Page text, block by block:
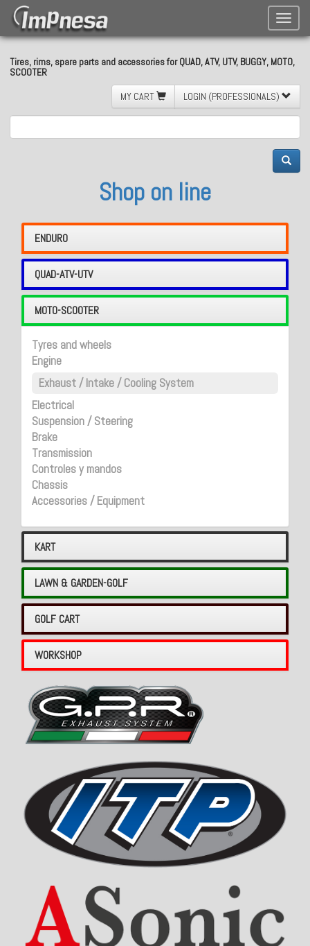
Toggle
Tires, rims, spare parts and accessories for QUAD, ATV, UTV, BUGGY, MOTO,
SCOOTER
MY CART
LOGIN (PROFESSIONALS)
Shop on line
ENDURO
QUAD-ATV-UTV
MOTO-SCOOTER
Tyres and wheels
Engine
Exhaust / Intake / Cooling System
Electrical
Suspension / Steering
Brake
Transmission
Controles y mandos
Chassis
Accessories / Equipment
KART
LAWN & GARDEN-GOLF
GOLF CART
WORKSHOP